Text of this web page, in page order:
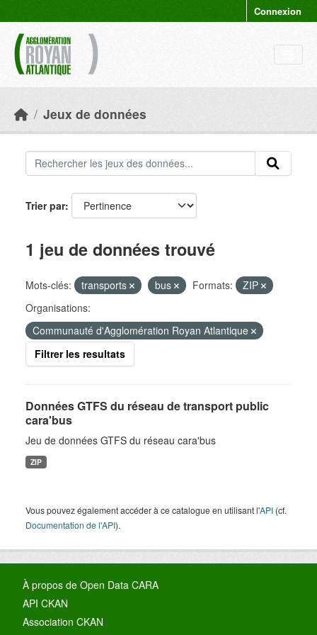
Connexion
Jeux de données
Trier par
1 jeu de données trouvé
Mots-clés: transports bus Formats:
ZIP
Organisations:
Communauté d'Agglomération Royan Atlantique
Filtrer les resultats
Données GTFS du réseau de transport public
cara'bus
Jeu de données GTFS du réseau cara'bus
ZIP
Vous pouvez également accéder à ce catalogue en utilisant l'API (cf.
Documentation de l'API).
À propos de Open Data CARA
API CKAN
Association CKAN